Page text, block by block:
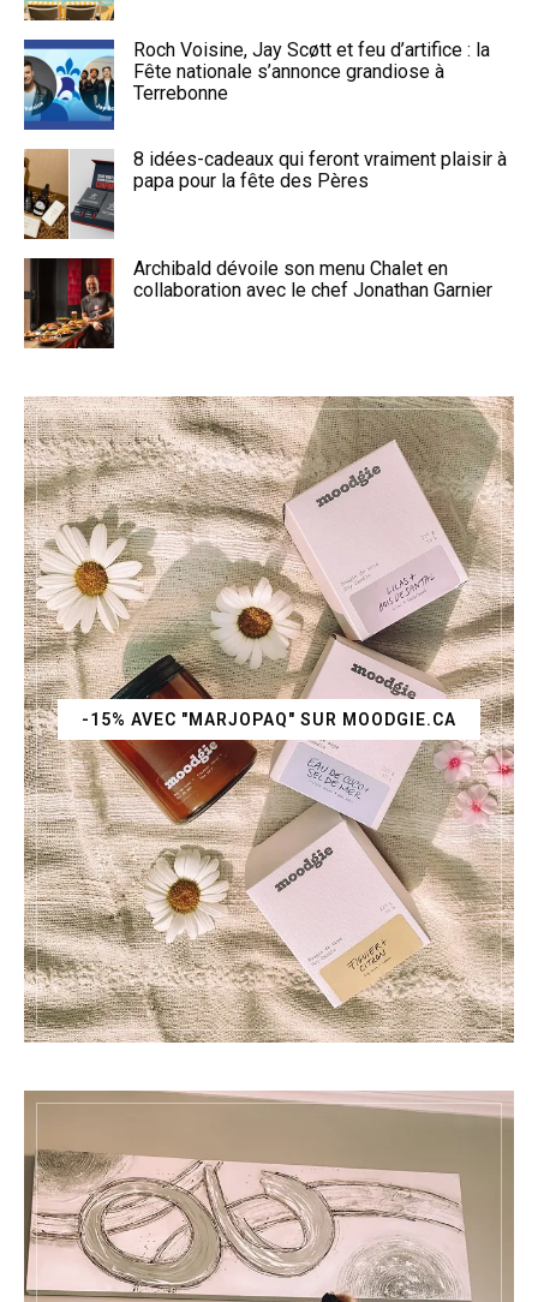
Roch Voisine, Jay Scøtt et feu d’artifice : la
Fête nationale s’annonce grandiose à
Terrebonne
8 idées-cadeaux qui feront vraiment plaisir à
papa pour la fête des Pères
Archibald dévoile son menu Chalet en
collaboration avec le chef Jonathan Garnier
-15% AVEC "MARJOPAQ" SUR MOODGIE.CA